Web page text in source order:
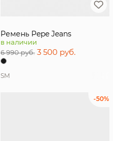
Ремень Pepe Jeans
в наличии
6 990 руб. 3 500 руб.
SM
-50%